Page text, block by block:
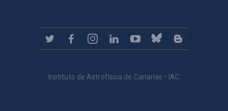
Instituto de Astrofísica de Canarias • IAC